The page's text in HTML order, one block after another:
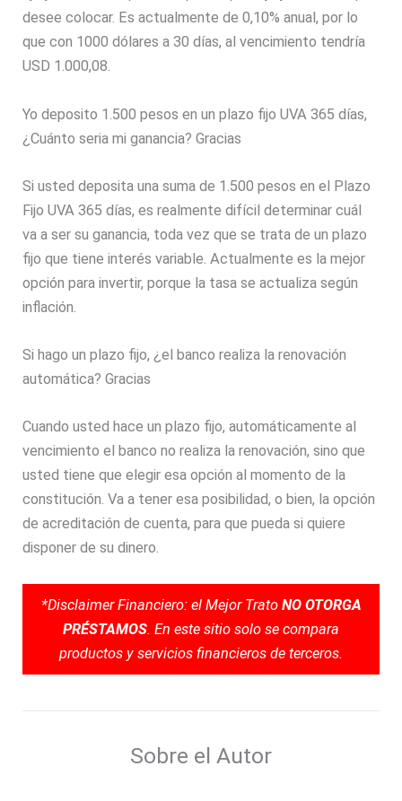
desee colocar. Es actualmente de 0,10% anual, por lo
que con 1000 dólares a 30 días, al vencimiento tendría
USD 1.000,08.
Yo deposito 1.500 pesos en un plazo fijo UVA 365 días,
¿Cuánto seria mi ganancia? Gracias
Si usted deposita una suma de 1.500 pesos en el Plazo
Fijo UVA 365 días, es realmente difícil determinar cuál
va a ser su ganancia, toda vez que se trata de un plazo
fijo que tiene interés variable. Actualmente es la mejor
opción para invertir, porque la tasa se actualiza según
inflación.
Si hago un plazo fijo, ¿el banco realiza la renovación
automática? Gracias
Cuando usted hace un plazo fijo, automáticamente al
vencimiento el banco no realiza la renovación, sino que
usted tiene que elegir esa opción al momento de la
constitución. Va a tener esa posibilidad, o bien, la opción
de acreditación de cuenta, para que pueda si quiere
disponer de su dinero.
*Disclaimer Financiero: el Mejor Trato NO OTORGA
PRÉSTAMOS. En este sitio solo se compara
productos y servicios financieros de terceros.
Sobre el Autor